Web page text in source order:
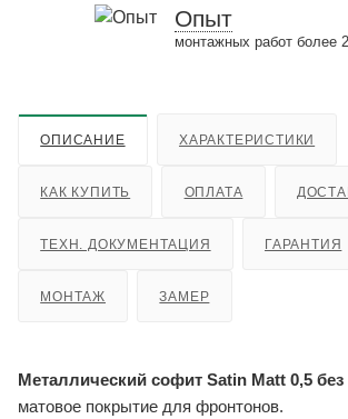
Опыт
монтажных работ более
ОПИСАНИЕ ХАРАКТЕРИСТИКИ
КАК КУПИТЬ ОПЛАТА
ТЕХН. ДОКУМЕНТАЦИЯ ГАРАНТИЯ
МОНТАЖ ЗАМЕР
Металлический софит Satin Matt 0,5
матовое покрытие для фронтонов.